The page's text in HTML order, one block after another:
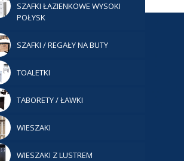
SZAFKI ŁAZIENKOWE WYSOKI
POŁYSK
SZAFKI / REGAŁY NA BUTY
TOALETKI
TABORETY / ŁAWKI
WIESZAKI
WIESZAKI Z LUSTREM